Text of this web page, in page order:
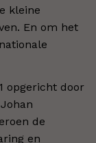
kleine
En om het
opgericht door
de
en